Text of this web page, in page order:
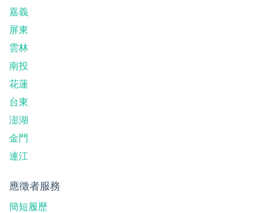
嘉義
屏東
雲林
南投
花蓮
台東
澎湖
金門
連江
應徵者服務
簡短履歷